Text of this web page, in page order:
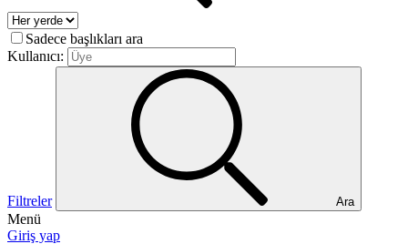
Sadece başlıkları ara
Kullanıcı:
Filtreler Ara
Menü
Giriş yap